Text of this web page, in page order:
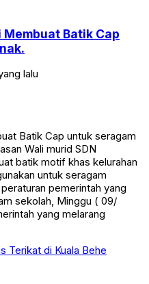
Membuat Batik Cap
lalu
Batik Cap untuk seragam
Wali murid SDN
batik motif khas kelurahan
untuk seragam
pemerintah yang
sekolah, Minggu ( 09/
yang melarang